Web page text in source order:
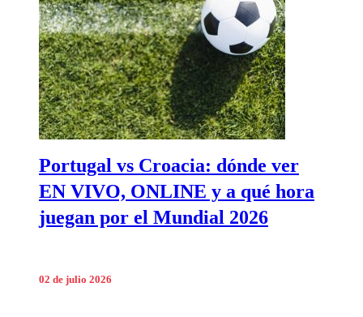
Portugal vs Croacia: dónde ver
EN VIVO, ONLINE y a qué hora
juegan por el Mundial 2026
02 de julio 2026